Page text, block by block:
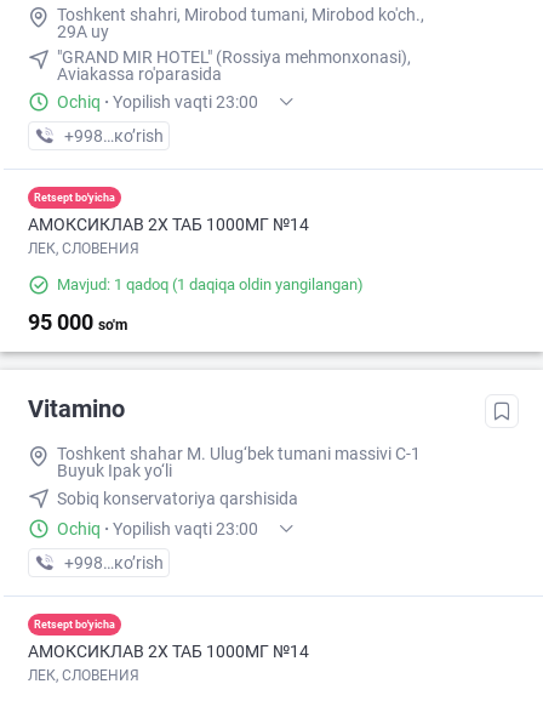
Toshkent shahri, Mirobod tumani, Mirobod ko'ch.,
29A uy
"GRAND MIR HOTEL" (Rossiya mehmonxonasi),
Aviakassa ro'parasida
Ochiq · Yopilish vaqti 23:00
+998 (95) XXX-XX-XX
кo’rish
Retsept bo'yicha
АМОКСИКЛАВ 2Х ТАБ 1000МГ №14
ЛЕК, СЛОВЕНИЯ
Mavjud: 1 qadoq (1 daqiqa oldin yangilangan)
95 000 so'm
Vitamino
Toshkent shahar M. Ulug‘bek tumani massivi C-1
Buyuk Ipak yo‘li
Sobiq konservatoriya qarshisida
Ochiq · Yopilish vaqti 23:00
+998 (95) XXX-XX-XX
кo’rish
Retsept bo'yicha
АМОКСИКЛАВ 2Х ТАБ 1000МГ №14
ЛЕК, СЛОВЕНИЯ